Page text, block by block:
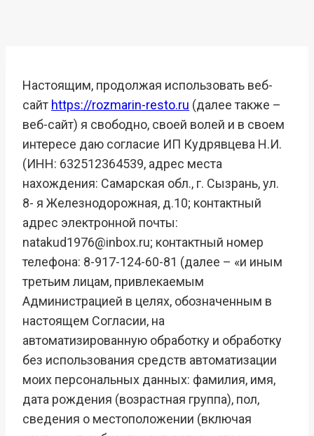
Настоящим, продолжая использовать веб-
сайт https://rozmarin-resto.ru (далее также –
веб-сайт) я свободно, своей волей и в своем
интересе даю согласие ИП Кудрявцева Н.И.
(ИНН: 632512364539, адрес места
нахождения: Самарская обл., г. Сызрань, ул.
8- я Железнодорожная, д.10; контактный
адрес электронной почты:
natakud1976@inbox.ru; контактный номер
телефона: 8-917-124-60-81 (далее – «и иным
третьим лицам, привлекаемым
Администрацией в целях, обозначенным в
настоящем Согласии, на
автоматизированную обработку и обработку
без использования средств автоматизации
моих персональных данных: фамилия, имя,
дата рождения (возрастная группа), пол,
сведения о местоположении (включая